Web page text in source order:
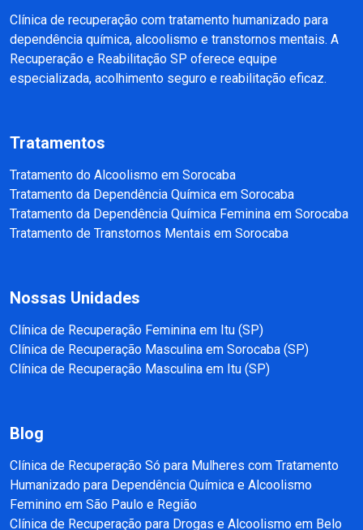
Clínica de recuperação com tratamento humanizado para
dependência química, alcoolismo e transtornos mentais. A
Recuperação e Reabilitação SP oferece equipe
especializada, acolhimento seguro e reabilitação eficaz.
Tratamentos
Tratamento do Alcoolismo em Sorocaba
Tratamento da Dependência Química em Sorocaba
Tratamento da Dependência Química Feminina em Sorocaba
Tratamento de Transtornos Mentais em Sorocaba
Nossas Unidades
Clínica de Recuperação Feminina em Itu (SP)
Clínica de Recuperação Masculina em Sorocaba (SP)
Clínica de Recuperação Masculina em Itu (SP)
Blog
Clínica de Recuperação Só para Mulheres com Tratamento
Humanizado para Dependência Química e Alcoolismo
Feminino em São Paulo e Região
Clínica de Recuperação para Drogas e Alcoolismo em Belo